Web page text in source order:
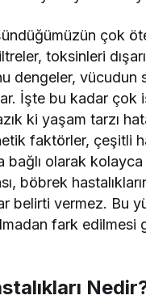
çok
toksinleri
dengeler, vücudun
İşte bu kadar çok
ki yaşam tarzı
faktörler, çeşitli
bağlı olarak
böbrek
belirti vermez. Bu
fark edilmesi